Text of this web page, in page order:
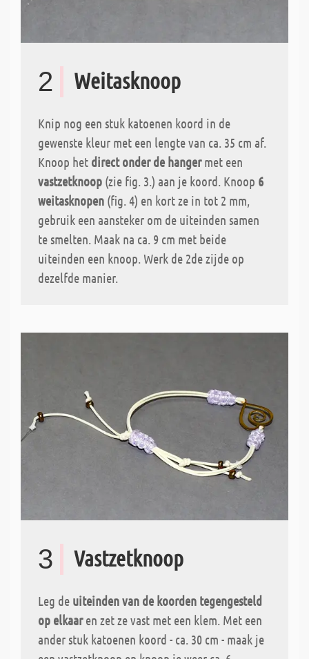
2 Weitasknoop
Knip nog een stuk katoenen koord in de
gewenste kleur met een lengte van ca. 35 cm af.
Knoop het direct onder de hangermet een
vastzetknoop (zie fig. 3.) aan je koord. Knoop 6
weitasknopen (fig. 4) en kort ze in tot 2 mm,
gebruik een aansteker om de uiteinden samen
te smelten. Maak na ca. 9 cm met beide
uiteinden een knoop. Werk de 2de zijde op
dezelfde manier.
3 Vastzetknoop
Leg de uiteinden van de koorden tegengesteld
op elkaaren zet ze vast met een klem. Met een
ander stuk katoenen koord - ca. 30 cm - maak je